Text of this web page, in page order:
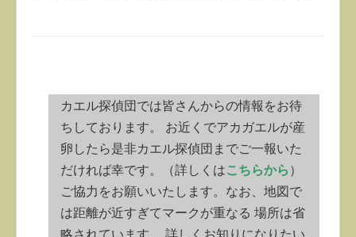
カエル探偵団では皆さんからの情報をお待
ちしております。 お近くでアカガエルが産
卵したら是非カエル探偵団までご一報いた
だければ幸です。（詳しくはこちらから）
ご協力をお願いいたします。なお、地図で
は距離が近すぎてマークが重なる 場所は省